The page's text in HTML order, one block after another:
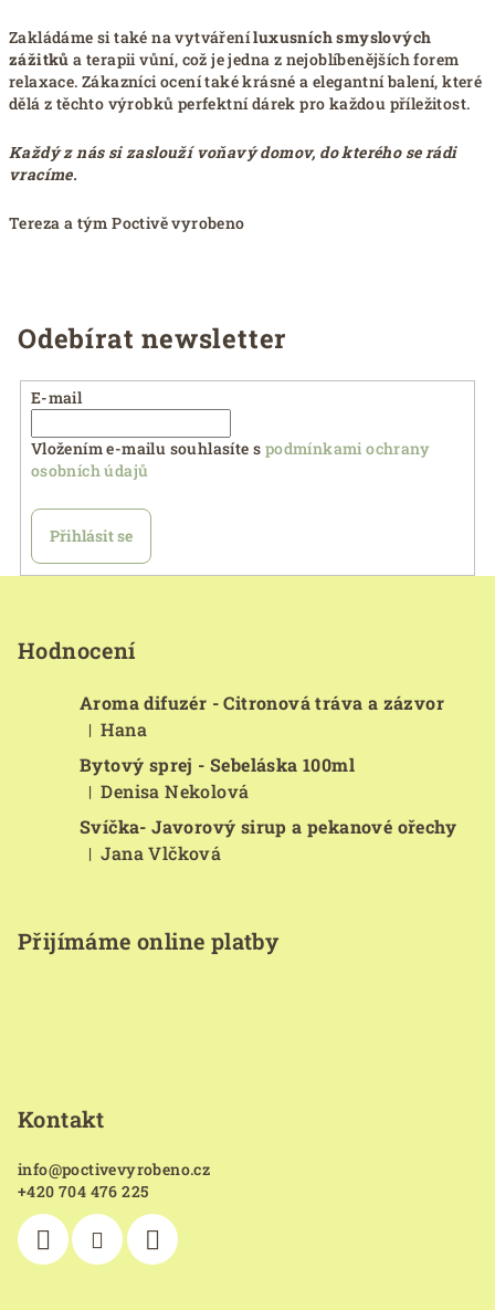
Zakládáme si také na vytvářeníluxusních smyslových
zážitků a terapii vůní, což je jedna z nejoblíbenějších forem
relaxace. Zákazníci ocení také krásné a elegantní balení, které
dělá z těchto výrobků perfektní dárek pro každou příležitost.
Každý z nás si zaslouží voňavý domov, do kterého se rádi
vracíme.
Tereza a tým Poctivě vyrobeno
Odebírat newsletter
E-mail
Vložením e-mailu souhlasíte s podmínkami ochrany
osobních údajů
Přihlásit se
Hodnocení
Aroma difuzér - Citronová tráva a zázvor
Hodnocení produktu je 5 z 5 hvězdiček.
| Hana
Bytový sprej - Sebeláska 100ml
Hodnocení produktu je 5 z 5 hvězdiček.
| Denisa Nekolová
Svíčka- Javorový sirup a pekanové ořechy
Hodnocení produktu je 5 z 5 hvězdiček.
| Jana Vlčková
Přijímáme online platby
Kontakt
info@poctivevyrobeno.cz
+420 704 476 225